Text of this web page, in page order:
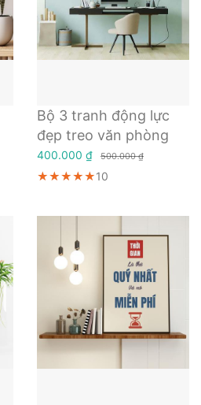
Bộ 3 tranh động lực
đẹp treo văn phòng
400.000 ₫ 500.000 ₫
★★★★★
★★★★★
★★★★★10